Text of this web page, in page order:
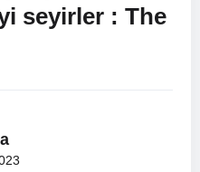
seyirler : The